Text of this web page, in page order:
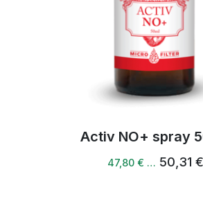
Activ NO+ spray
47,80 € … 50,31 €